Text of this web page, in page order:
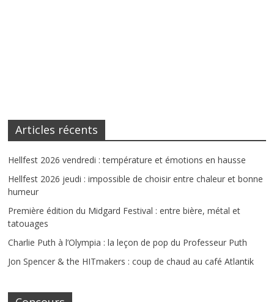
Articles récents
Hellfest 2026 vendredi : température et émotions en hausse
Hellfest 2026 jeudi : impossible de choisir entre chaleur et bonne
humeur
Première édition du Midgard Festival : entre bière, métal et
tatouages
Charlie Puth à l’Olympia : la leçon de pop du Professeur Puth
Jon Spencer & the HITmakers : coup de chaud au café Atlantik